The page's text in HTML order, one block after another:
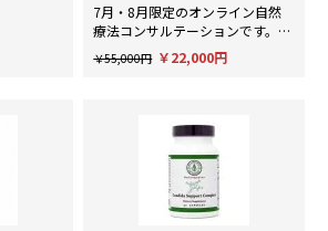
7月・8月限定のオンライン自然
療法コンサルテーションです。AI
による一般的な回答ではなく、臨
床経験にもとづいた個別のアドバ
￥55,000円 ￥22,000円